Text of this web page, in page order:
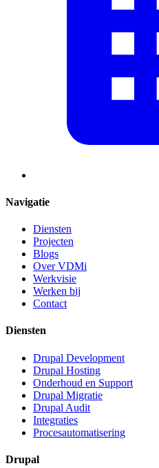
Navigatie
Diensten
Projecten
Blogs
Over VDMi
Werkvisie
Werken bij
Contact
Diensten
Drupal Development
Drupal Hosting
Onderhoud en Support
Drupal Migratie
Drupal Audit
Integraties
Procesautomatisering
Drupal